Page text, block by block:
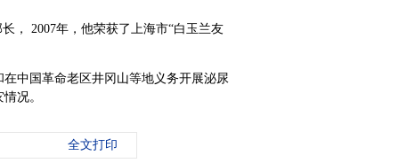
， 2007年，他荣获了上海市“白玉兰友
中国革命老区井冈山等地义务开展泌尿
况。
全文打印